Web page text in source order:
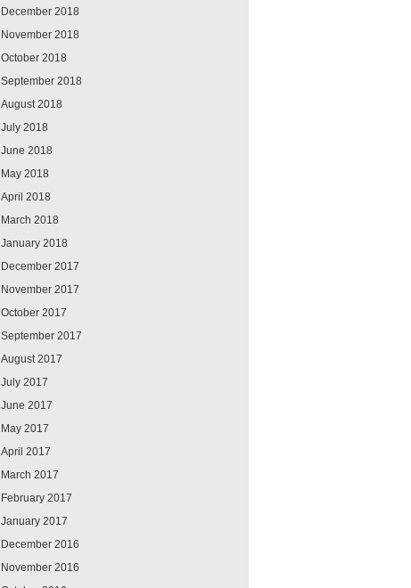
December 2018
November 2018
October 2018
September 2018
August 2018
July 2018
June 2018
May 2018
April 2018
March 2018
January 2018
December 2017
November 2017
October 2017
September 2017
August 2017
July 2017
June 2017
May 2017
April 2017
March 2017
February 2017
January 2017
December 2016
November 2016